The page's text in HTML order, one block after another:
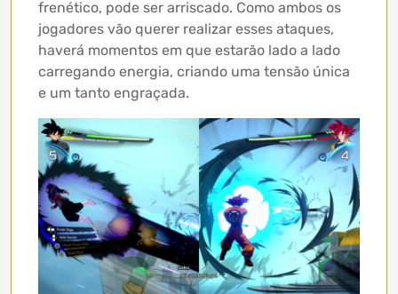
frenético, pode ser arriscado. Como ambos os
jogadores vão querer realizar esses ataques,
haverá momentos em que estarão lado a lado
carregando energia, criando uma tensão única
e um tanto engraçada.